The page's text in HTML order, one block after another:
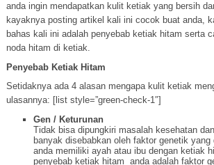
anda ingin mendapatkan kulit ketiak yang bersih
kayaknya posting artikel kali ini cocok buat anda,
bahas kali ini adalah penyebab ketiak hitam serta
noda hitam di ketiak.
Penyebab Ketiak Hitam
Setidaknya ada 4 alasan mengapa kulit ketiak
ulasannya: [list style=”green-check-1″]
Gen / Keturunan
Tidak bisa dipungkiri masalah kesehatan
banyak disebabkan oleh faktor genetik
anda memiliki ayah atau ibu dengan ketiak
penyebab ketiak hitam anda adalah faktor